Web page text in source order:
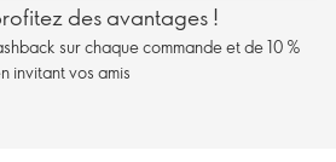
des avantages !
sur chaque commande et de 10 %
invitant vos amis